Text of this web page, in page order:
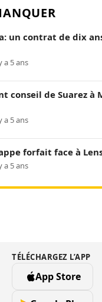
un contrat de dix
a 5 ans
conseil de Suarez à
a 5 ans
forfait face à
a 5 ans
TÉLÉCHARGEZ L’APP
App Store